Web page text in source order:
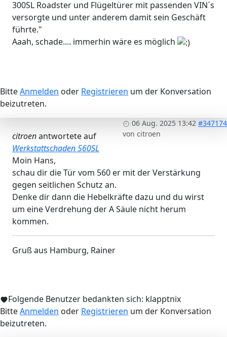
300SL Roadster und Flügeltürer mit passenden VIN´s
versorgte und unter anderem damit sein Geschäft
führte."
Aaah, schade.... immerhin wäre es möglich
BitteAnmelden oder Registrieren um der Konversation
beizutreten.
06 Aug. 2025 13:42 #347174
von citroen
citroenantwortete auf
Werkstattschaden 560SL
Moin Hans,
schau dir die Tür vom 560 er mit der Verstärkung
gegen seitlichen Schutz an.
Denke dir dann die Hebelkräfte dazu und du wirst
um eine Verdrehung der A Säule nicht herum
kommen.
Gruß aus Hamburg, Rainer
Folgende Benutzer bedankten sich: klapptnix
BitteAnmelden oder Registrieren um der Konversation
beizutreten.